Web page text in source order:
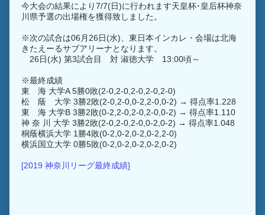
今大会の結果により7/7(日)に行われます天皇杯･皇后杯神奈
川県予選の出場権を獲得致しました。
※次の試合は06月26日(水)、東日本インカレ・会場は北海
きたえーるサブアリーナとなります。
26日(水) 第3試合目 対 淑徳大学 13:00頃～
※最終成績
東 海 大学A 5勝0敗(2-0,2-0,2-0,2-0,2-0)
松 蔭 大学 3勝2敗(2-0,2-0,0-2,2-0,0-2) → 得点率1.228
東 海 大学B 3勝2敗(0-2,2-0,2-0,2-0,0-2) → 得点率1.110
神 奈 川 大学 3勝2敗(2-0,2-0,2-0,0-2,0-2) → 得点率1.048
桐蔭横浜大学 1勝4敗(0-2,0-2,0-2,0-2,2-0)
横浜国立大学 0勝5敗(0-2,0-2,0-2,0-2,0-2)
[2019 神奈川リーグ最終成績]